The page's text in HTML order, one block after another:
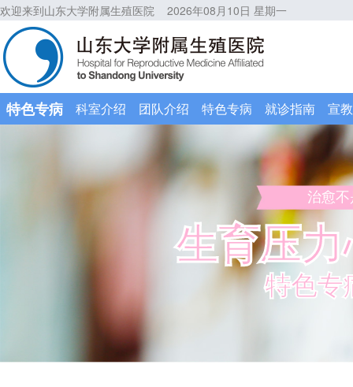
欢迎来到山东大学附属生殖医院 2026年08月10日 星期一
特色专病 科室介绍 团队介绍 特色专病 就诊指南 宣
治愈
生育压
特色专